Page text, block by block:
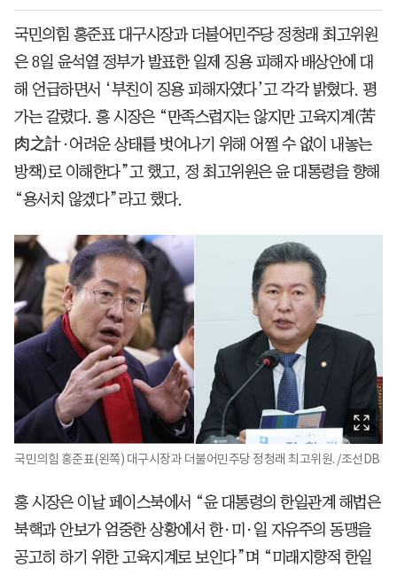
국민의힘 홍준표 대구시장과 더불어민주당 정청래 최고위원
은 8일 윤석열 정부가 발표한 일제 징용 피해자 배상안에 대
해 언급하면서 ‘부친이 징용 피해자였다’고 각각 밝혔다. 평
가는 갈렸다. 홍 시장은 “만족스럽지는 않지만 고육지계(苦
肉之計·어려운 상태를 벗어나기 위해 어쩔 수 없이 내놓는
방책)로 이해한다”고 했고, 정 최고위원은 윤 대통령을 향해
“용서치 않겠다”라고 했다.
국민의힘 홍준표(왼쪽) 대구시장과 더불어민주당 정청래 최고위원. /조선DB
홍 시장은 이날 페이스북에서 “윤 대통령의 한일관계 해법은
북핵과 안보가 엄중한 상황에서 한·미·일 자유주의 동맹을
공고히 하기 위한 고육지계로 보인다”며 “미래지향적 한일